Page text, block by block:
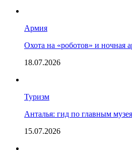
Армия
Охота на «роботов» и ночная
18.07.2026
Туризм
Анталья: гид по главным
15.07.2026